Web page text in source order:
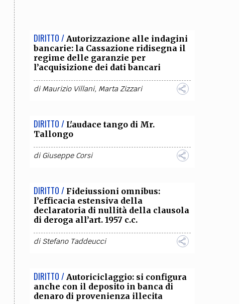
COLLABORA CON NOI
DIRITTO / Autorizzazione alle indagini
bancarie: la Cassazione ridisegna il
regime delle garanzie per
l’acquisizione dei dati bancari
diMaurizio Villani, Marta Zizzari
DIRITTO / L'audace tango di Mr.
Tallongo
diGiuseppe Corsi
DIRITTO / Fideiussioni omnibus:
l’efficacia estensiva della
declaratoria di nullità della clausola
di deroga all’art. 1957 c.c.
diStefano Taddeucci
DIRITTO / Autoriciclaggio: si configura
anche con il deposito in banca di
denaro di provenienza illecita